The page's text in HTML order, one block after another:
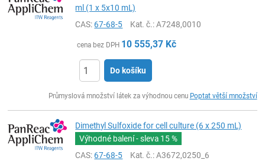
ml (1 x 5x10 mL)
CAS:67-68-5 Kat. č.: A7248,0010
cena bez DPH 10 555,37 Kč
Do košíku
Průmyslová množství látek za výhodnou cenu Poptat větší množství
Dimethyl Sulfoxide for cell culture (6 x 250 mL)
Výhodné balení - sleva 15 %
CAS:67-68-5 Kat. č.: A3672,0250_6